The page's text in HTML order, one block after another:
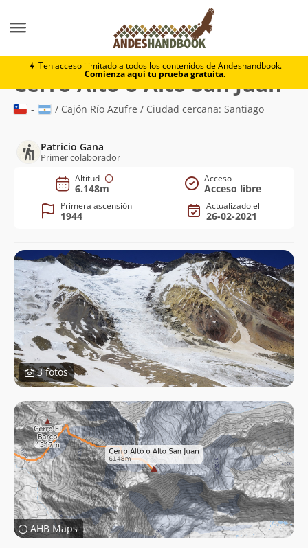
Ten acceso ilimitado a todos los contenidos de Andeshandbook.
Comienza aquí tu prueba gratuita.
Cerro Alto o Alto San Juan
Cerro Alto o Alto San Juan
- / Cajón Río Azufre / Ciudad cercana: Santiago
Patricio Gana
Primer colaborador
Altitud
6.148m
Acceso
Acceso libre
Primera ascensión
1944
Actualizado el
26-02-2021
3 fotos
AHB Maps